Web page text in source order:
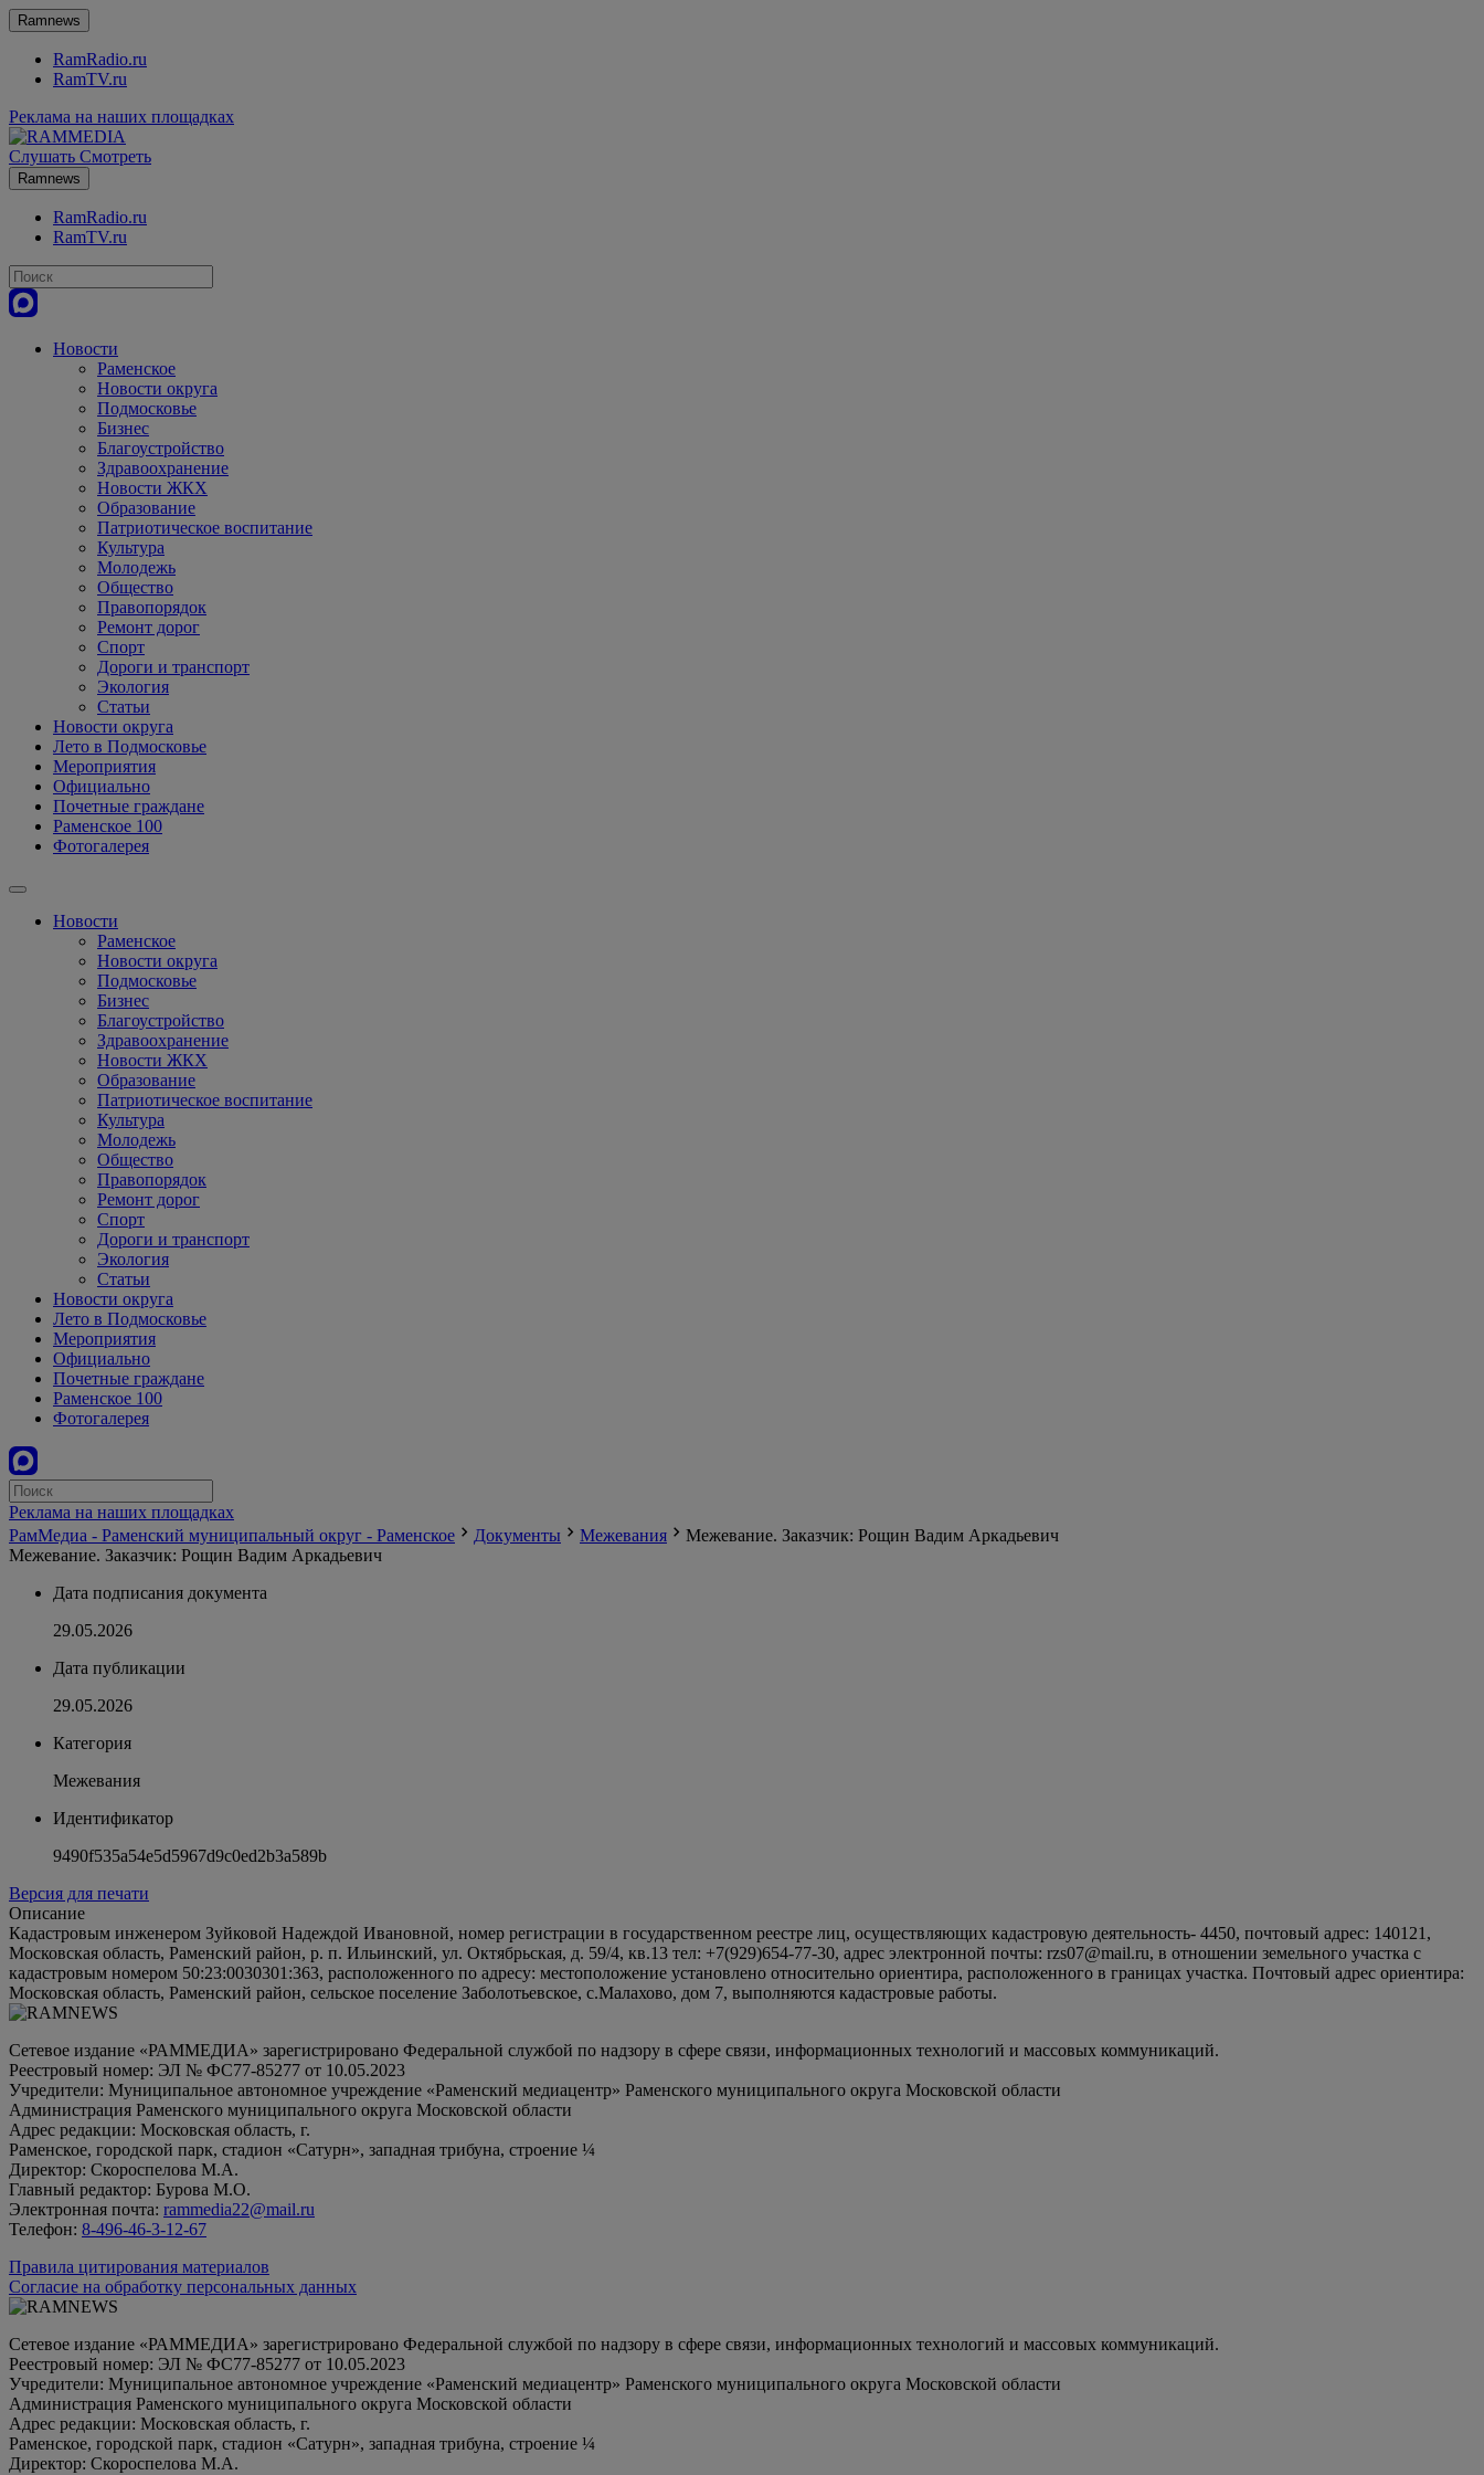
Ramnews
RamRadio.ru
RamTV.ru
Реклама на наших площадках
Слушать Смотреть
Ramnews
RamRadio.ru
RamTV.ru
Новости
Раменское
Новости округа
Подмосковье
Бизнес
Благоустройство
Здравоохранение
Новости ЖКХ
Образование
Патриотическое воспитание
Культура
Молодежь
Общество
Правопорядок
Ремонт дорог
Спорт
Дороги и транспорт
Экология
Статьи
Новости округа
Лето в Подмосковье
Мероприятия
Официально
Почетные граждане
Раменское 100
Фотогалерея
Новости
Раменское
Новости округа
Подмосковье
Бизнес
Благоустройство
Здравоохранение
Новости ЖКХ
Образование
Патриотическое воспитание
Культура
Молодежь
Общество
Правопорядок
Ремонт дорог
Спорт
Дороги и транспорт
Экология
Статьи
Новости округа
Лето в Подмосковье
Мероприятия
Официально
Почетные граждане
Раменское 100
Фотогалерея
Реклама на наших площадках
РамМедиа - Раменский муниципальный округ - Раменское
Документы Межевания
Межевание. Заказчик: Рощин Вадим Аркадьевич
Межевание. Заказчик: Рощин Вадим Аркадьевич
Дата подписания документа
29.05.2026
Дата публикации
29.05.2026
Категория
Межевания
Идентификатор
9490f535a54e5d5967d9c0ed2b3a589b
Версия для печати
Описание
Кадастровым инженером Зуйковой Надеждой Ивановной, номер регистрации в государственном реестре лиц, осуществляющих кадастровую деятельность- 4450, почтовый адрес: 140121,
Московская область, Раменский район, р. п. Ильинский, ул. Октябрьская, д. 59/4, кв.13 тел: +7(929)654-77-30, адрес электронной почты: rzs07@mail.ru, в отношении земельного участка с
кадастровым номером 50:23:0030301:363, расположенного по адресу: местоположение установлено относительно ориентира, расположенного в границах участка. Почтовый адрес ориентира:
Московская область, Раменский район, сельское поселение Заболотьевское, с.Малахово, дом 7, выполняются кадастровые работы.
Сетевое издание «РАММЕДИА» зарегистрировано Федеральной службой по надзору в сфере связи, информационных технологий и массовых коммуникаций.
Реестровый номер: ЭЛ № ФС77-85277 от 10.05.2023
Учредители: Муниципальное автономное учреждение «Раменский медиацентр» Раменского муниципального округа Московской области
Администрация Раменского муниципального округа Московской области
Адрес редакции: Московская область, г.
Раменское, городской парк, стадион «Сатурн», западная трибуна, строение ¼
Директор: Скороспелова М.А.
Главный редактор: Бурова М.О.
Электронная почта: rammedia22@mail.ru
Телефон: 8-496-46-3-12-67
Правила цитирования материалов
Согласие на обработку персональных данных
Сетевое издание «РАММЕДИА» зарегистрировано Федеральной службой по надзору в сфере связи, информационных технологий и массовых коммуникаций.
Реестровый номер: ЭЛ № ФС77-85277 от 10.05.2023
Учредители: Муниципальное автономное учреждение «Раменский медиацентр» Раменского муниципального округа Московской области
Администрация Раменского муниципального округа Московской области
Адрес редакции: Московская область, г.
Раменское, городской парк, стадион «Сатурн», западная трибуна, строение ¼
Директор: Скороспелова М.А.